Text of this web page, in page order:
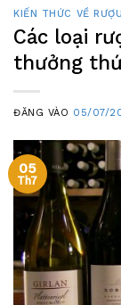
KIẾN THỨC VỀ RƯỢU
Các loại
thưởng
ĐĂNG VÀO 05/07/
05
Th7